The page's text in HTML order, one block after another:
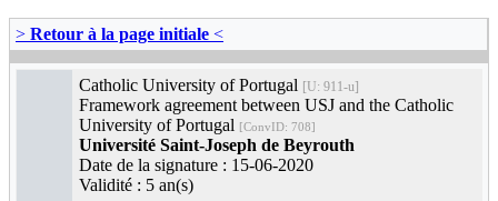
> Retour à la page initiale <
Catholic University of Portugal [U: 911-u]
Framework agreement between USJ and the Catholic
University of Portugal [ConvID: 708]
Université Saint-Joseph de Beyrouth
Date de la signature : 15-06-2020
Validité : 5 an(s)